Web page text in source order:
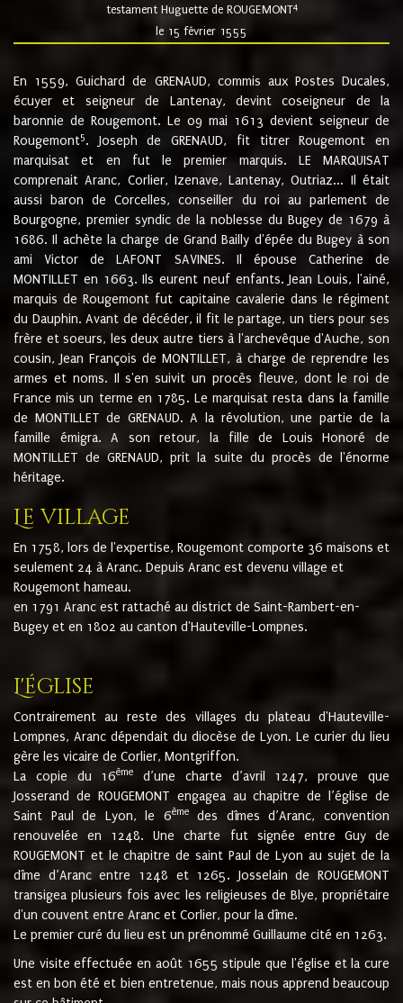
testament Huguette de ROUGEMONT4
le 15 février 1555
En 1559, Guichard de GRENAUD, commis aux Postes Ducales,
écuyer et seigneur de Lantenay, devint coseigneur de la
baronnie de Rougemont. Le 09 mai 1613 devient seigneur de
Rougemont5. Joseph de GRENAUD, fit titrer Rougemont en
marquisat et en fut le premier marquis. LE MARQUISAT
comprenait Aranc, Corlier, Izenave, Lantenay, Outriaz... Il était
aussi baron de Corcelles, conseiller du roi au parlement de
Bourgogne, premier syndic de la noblesse du Bugey de 1679 à
1686. Il achète la charge de Grand Bailly d'épée du Bugey à son
ami Victor de LAFONT SAVINES. Il épouse Catherine de
MONTILLET en 1663. Ils eurent neuf enfants. Jean Louis, l'ainé,
marquis de Rougemont fut capitaine cavalerie dans le régiment
du Dauphin. Avant de décéder, il fit le partage, un tiers pour ses
frère et soeurs, les deux autre tiers à l'archevêque d'Auche, son
cousin, Jean François de MONTILLET, à charge de reprendre les
armes et noms. Il s'en suivit un procès fleuve, dont le roi de
France mis un terme en 1785. Le marquisat resta dans la famille
de MONTILLET de GRENAUD. A la révolution, une partie de la
famille émigra. A son retour, la fille de Louis Honoré de
MONTILLET de GRENAUD, prit la suite du procès de l'énorme
héritage.
Le village
En 1758, lors de l'expertise, Rougemont comporte 36 maisons et
seulement 24 à Aranc. Depuis Aranc est devenu village et
Rougemont hameau.
en 1791 Aranc est rattaché au district de Saint-Rambert-en-
Bugey et en 1802 au canton d'Hauteville-Lompnes.
L'église
Contrairement au reste des villages du plateau d'Hauteville-
Lompnes, Aranc dépendait du diocèse de Lyon. Le curier du lieu
gère les vicaire de Corlier, Montgriffon.
La copie du 16ème
d’une charte d’avril 1247, prouve que
Josserand de ROUGEMONT engagea au chapitre de l’église de
Saint Paul de Lyon, le 6èmedes dîmes d’Aranc, convention
renouvelée en 1248. Une charte fut signée entre Guy de
ROUGEMONT et le chapitre de saint Paul de Lyon au sujet de la
dîme d’Aranc entre 1248 et 1265. Josselain de ROUGEMONT
transigea plusieurs fois avec les religieuses de Blye, propriétaire
d'un couvent entre Aranc et Corlier, pour la dîme.
Le premier curé du lieu est un prénommé Guillaume cité en 1263.
Une visite effectuée en août 1655 stipule que l'église et la cure
est en bon été et bien entretenue, mais nous apprend beaucoup